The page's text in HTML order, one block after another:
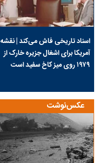
اسناد تاریخی فاش می‌کند | نقشه
آمریکا برای اشغال جزیره خارک از
۱۹۷۹ روی میز کاخ سفید است
عکس‌نوشت